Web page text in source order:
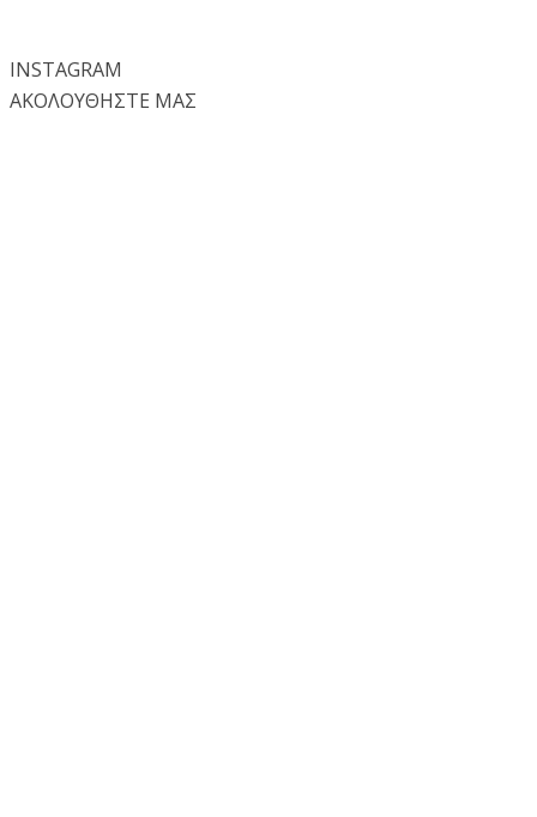
INSTAGRAM
ΑΚΟΛΟΥΘΗΣΤΕ ΜΑΣ